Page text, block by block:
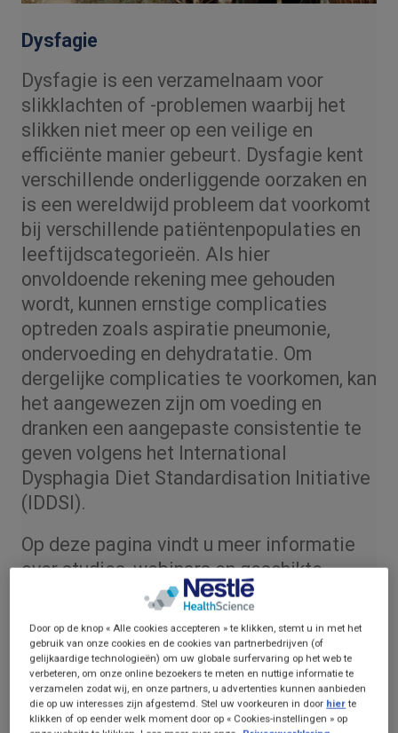
Dysfagie
Dysfagie is een verzamelnaam voor
slikklachten of -problemen waarbij het
slikken niet meer op een veilige en
efficiënte manier gebeurt. Dysfagie kent
verschillende onderliggende oorzaken en
is een wereldwijd probleem dat voorkomt
bij verschillende patiëntenpopulaties en
leeftijdscategorieën. Als hier
onvoldoende rekening mee gehouden
wordt, kunnen ernstige complicaties
optreden zoals aspiratie pneumonie,
ondervoeding en dehydratatie. Om
dergelijke complicaties te voorkomen, kan
het aangewezen zijn om voeding en
dranken een aangepaste consistentie te
geven volgens het International
Dysphagia Diet Standardisation Initiative
(IDDSI).
Op deze pagina vindt u meer informatie
over studies, webinars en geschikte
medische voeding.
Wilt u uw patiënten extra ondersteunen
bij dysfagie? Verwijs hen naar
👉www.DysphagiaCare.info
Door op de knop « Alle cookies accepteren » te klikken, stemt u in met het
gebruik van onze cookies en de cookies van partnerbedrijven (of
gelijkaardige technologieën) om uw globale surfervaring op het web te
verbeteren, om onze online bezoekers te meten en nuttige informatie te
verzamelen zodat wij, en onze partners, u advertenties kunnen aanbieden
die op uw interesses zijn afgestemd. Stel uw voorkeuren in door hierte
klikken of op eender welk moment door op « Cookies-instellingen » op